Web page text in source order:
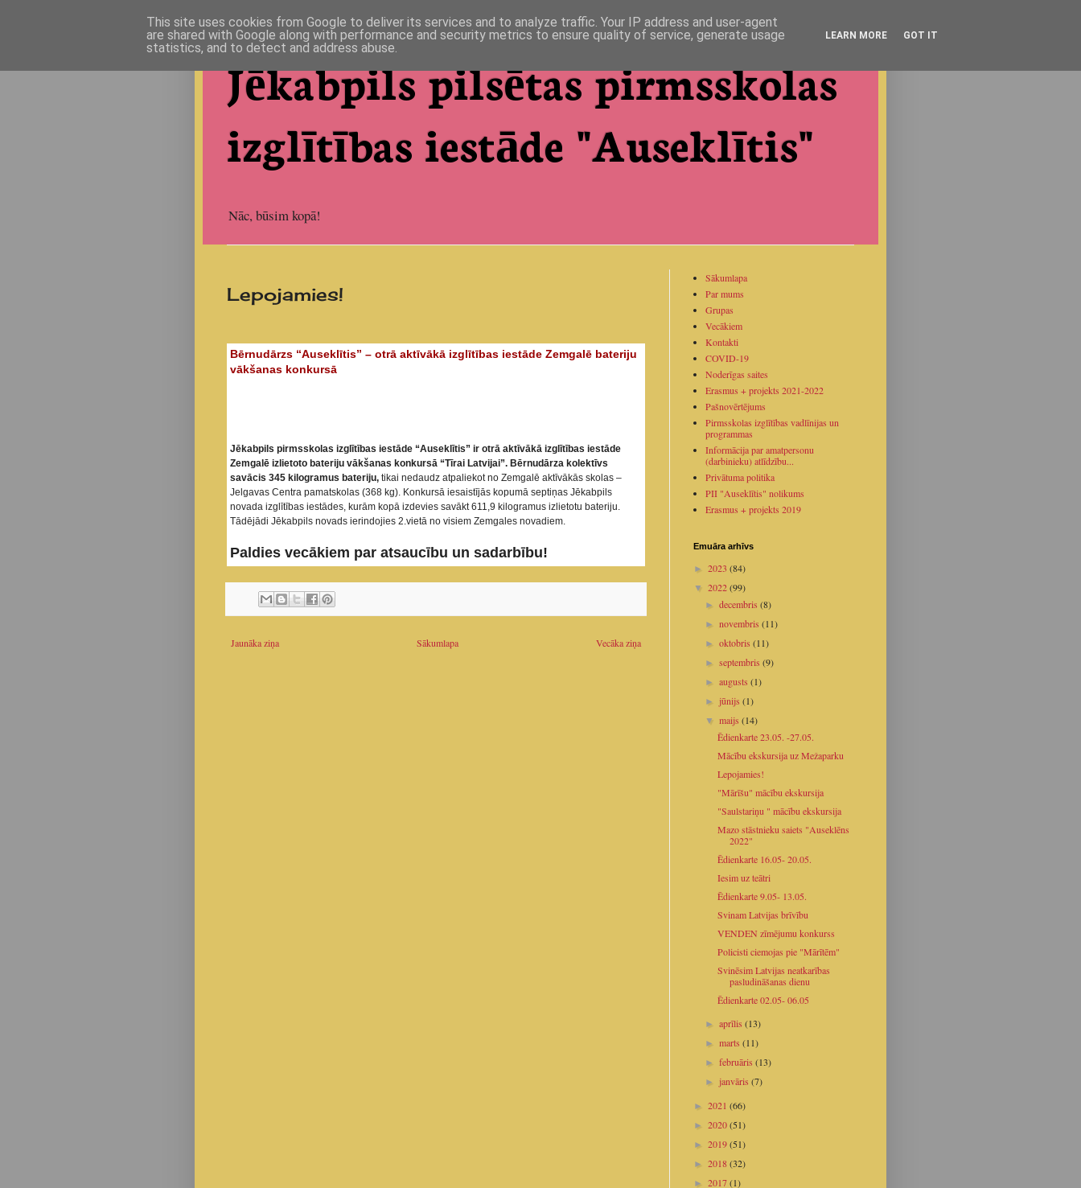
Jēkabpils pilsētas pirmsskolas
izglītības iestāde "Auseklītis"
Nāc, būsim kopā!
Lepojamies!
Bērnudārzs “Auseklītis” – otrā aktīvākā izglītības iestāde Zemgalē bateriju
vākšanas konkursā
Jēkabpils pirmsskolas izglītības iestāde “Auseklītis” ir otrā aktīvākā izglītības iestāde
Zemgalē izlietoto bateriju vākšanas konkursā “Tīrai Latvijai”. Bērnudārza kolektīvs
savācis 345 kilogramus bateriju, tikai nedaudz atpaliekot no Zemgalē aktīvākās skolas –
Jelgavas Centra pamatskolas (368 kg). Konkursā iesaistījās kopumā septiņas Jēkabpils
novada izglītības iestādes, kurām kopā izdevies savākt 611,9 kilogramus izlietotu bateriju.
Tādējādi Jēkabpils novads ierindojies 2.vietā no visiem Zemgales novadiem.
Paldies vecākiem par atsaucību un sadarbību!
Jaunāka ziņa Vecāka ziņa
Sākumlapa
Sākumlapa
Par mums
Grupas
Vecākiem
Kontakti
COVID-19
Noderīgas saites
Erasmus + projekts 2021-2022
Pašnovērtējums
Pirmsskolas izglītības vadlīnijas un
programmas
Informācija par amatpersonu
(darbinieku) atlīdzību...
Privātuma politika
PII "Auseklītis" nolikums
Erasmus + projekts 2019
Emuāra arhīvs
► 2023 (84)
▼ 2022(99)
►decembris(8)
►novembris(11)
►oktobris(11)
►septembris(9)
►augusts(1)
►jūnijs(1)
▼maijs(14)
Ēdienkarte 23.05. -27.05.
Mācību ekskursija uz Mežaparku
Lepojamies!
"Mārīšu" mācību ekskursija
"Saulstariņu " mācību ekskursija
Mazo stāstnieku saiets "Auseklēns
2022"
Ēdienkarte 16.05- 20.05.
Iesim uz teātri
Ēdienkarte 9.05- 13.05.
Svinam Latvijas brīvību
VENDEN zīmējumu konkurss
Policisti ciemojas pie "Mārītēm"
Svinēsim Latvijas neatkarības
pasludināšanas dienu
Ēdienkarte 02.05- 06.05
►aprīlis(13)
►marts(11)
►februāris(13)
►janvāris(7)
► 2021 (66)
► 2020(51)
► 2019(51)
► 2018(32)
► 2017(1)
This site uses cookies from Google to deliver its services and to analyze traffic. Your IP address and user-agent
are shared with Google along with performance and security metrics to ensure quality of service, generate usage
statistics, and to detect and address abuse.
LEARN MORE GOT IT